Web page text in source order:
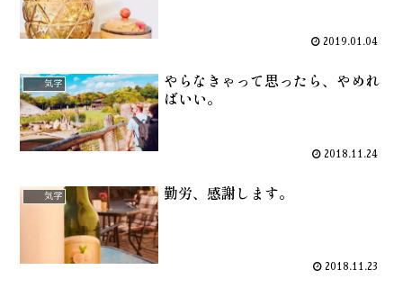
2019.01.04
気学
やらなきゃって思ったら、やめれ
ばいい。
2018.11.24
気学 勤労、感謝します。
2018.11.23